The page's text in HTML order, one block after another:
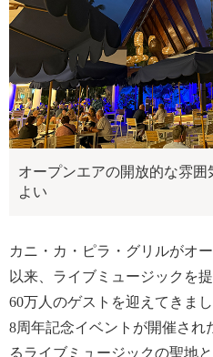
オープンエアの開放的な雰
よい
カニ・カ・ピラ・グリルがオ
以来、ライブミュージックを
60万人のゲストを迎えてきま
8周年記念イベントが開催され
るライブミュージックの聖地